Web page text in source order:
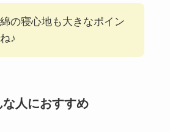
の寝心地も大きなポイン
♪
人におすすめ